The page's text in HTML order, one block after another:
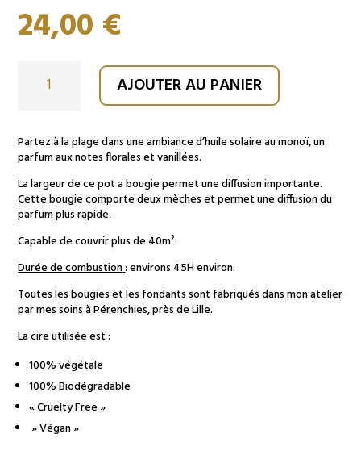
24,00 €
gr
Monoï
de
Tahiti
AJOUTER AU PANIER
Partez à la plage dans une ambiance d’huile solaire au monoï, un
parfum aux notes florales et vanillées.
La largeur de ce pot a bougie permet une diffusion importante.
Cette bougie comporte deux mèches et permet une diffusion du
parfum plus rapide.
Capable de couvrir plus de 40m².
Durée de combustion: environs 45H environ.
Toutes les bougies et les fondants sont fabriqués dans mon atelier
par mes soins à Pérenchies, près de Lille.
La cire utilisée est :
100% végétale
100% Biodégradable
« Cruelty Free »
» Végan »